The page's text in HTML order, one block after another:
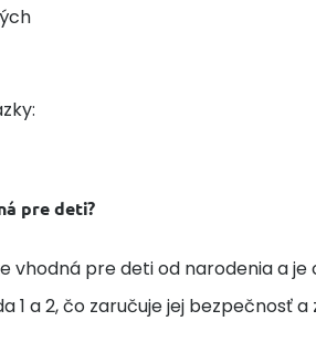
pre deti?
vhodná pre deti od narodenia a
1 a 2, čo zaručuje jej bezpečnosť